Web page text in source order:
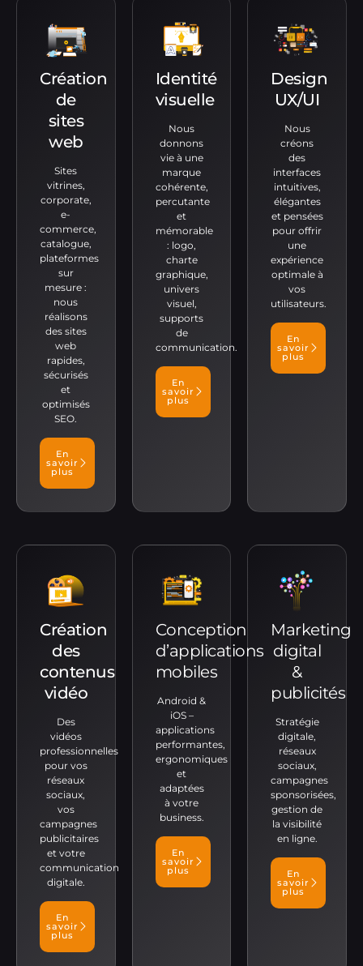
Création
de
sites
web
Sites
vitrines,
corporate,
e-
commerce,
catalogue,
plateformes
sur
mesure :
nous
réalisons
des sites
web
rapides,
sécurisés
et
optimisés
SEO.
En
savoir
plus
Identité
visuelle
Nous
donnons
vie à une
marque
cohérente,
percutante
et
mémorable
: logo,
charte
graphique,
univers
visuel,
supports
de
communication.
En
savoir
plus
Design
UX/UI
Nous
créons
des
interfaces
intuitives,
élégantes
et pensées
pour offrir
une
expérience
optimale à
vos
utilisateurs.
En
savoir
plus
Création
des
contenus
vidéo
Des
vidéos
professionnelles
pour vos
réseaux
sociaux,
vos
campagnes
publicitaires
et votre
communication
digitale.
En
savoir
plus
Conception
d’applications
mobiles
Android &
iOS –
applications
performantes,
ergonomiques
et
adaptées
à votre
business.
En
savoir
plus
Marketing
digital
&
publicités
Stratégie
digitale,
réseaux
sociaux,
campagnes
sponsorisées,
gestion de
la visibilité
en ligne.
En
savoir
plus